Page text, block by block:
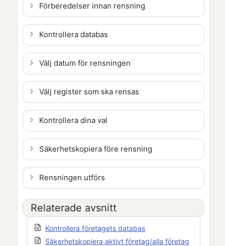
Förberedelser innan rensning
Kontrollera databas
Välj datum för rensningen
Välj register som ska rensas
Kontrollera dina val
Säkerhetskopiera före rensning
Rensningen utförs
Relaterade avsnitt
Kontrollera företagets databas
Säkerhetskopiera aktivt företag/alla företag